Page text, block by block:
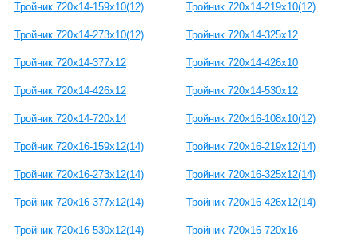
Тройник 720x14-159x10(12) Тройник 720x14-219x10(12)
Тройник 720x14-273x10(12) Тройник 720x14-325x12
Тройник 720x14-377x12 Тройник 720x14-426x10
Тройник 720x14-426x12 Тройник 720x14-530x12
Тройник 720x14-720х14 Тройник 720x16-108x10(12)
Тройник 720x16-159x12(14) Тройник 720x16-219x12(14)
Тройник 720x16-273x12(14) Тройник 720x16-325x12(14)
Тройник 720x16-377x12(14) Тройник 720x16-426x12(14)
Тройник 720x16-530x12(14) Тройник 720x16-720х16